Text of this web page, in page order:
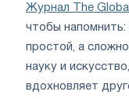
Журнал The
чтобы
простой, а
науку и
вдохновляет